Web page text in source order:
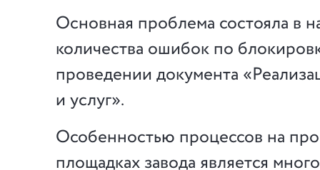
Основная проблема состояла в
количества ошибок по
проведении документа
и услуг».
Особенностью процессов на
площадках завода является